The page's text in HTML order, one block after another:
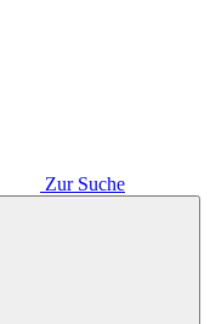
Zur Suche